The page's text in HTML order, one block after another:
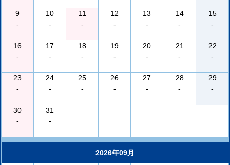
9
-
10
-
11
-
12
-
13
-
14
-
15
-
16
-
17
-
18
-
19
-
20
-
21
-
22
-
23
-
24
-
25
-
26
-
27
-
28
-
29
-
30
-
31
-
2026年09月